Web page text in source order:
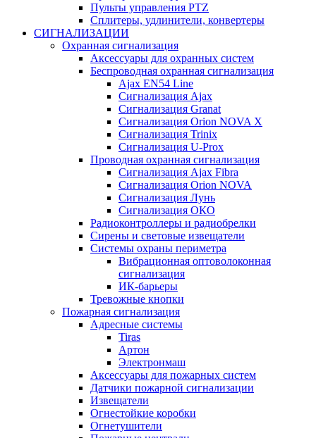
Пульты управления PTZ
Сплитеры, удлинители, конвертеры
СИГНАЛИЗАЦИИ
Охранная сигнализация
Аксессуары для охранных систем
Беспроводная охранная сигнализация
Ajax EN54 Line
Сигнализация Ajax
Сигнализация Granat
Сигнализация Orion NOVA X
Сигнализация Trinix
Сигнализация U-Prox
Проводная охранная сигнализация
Сигнализация Ajax Fibra
Сигнализация Orion NOVA
Сигнализация Лунь
Сигнализация ОКО
Радиоконтроллеры и радиобрелки
Сирены и световые извещатели
Системы охраны периметра
Вибрационная оптоволоконная
сигнализация
ИК-барьеры
Тревожные кнопки
Пожарная сигнализация
Адресные системы
Tiras
Артон
Электронмаш
Аксессуары для пожарных систем
Датчики пожарной сигнализации
Извещатели
Огнестойкие коробки
Огнетушители